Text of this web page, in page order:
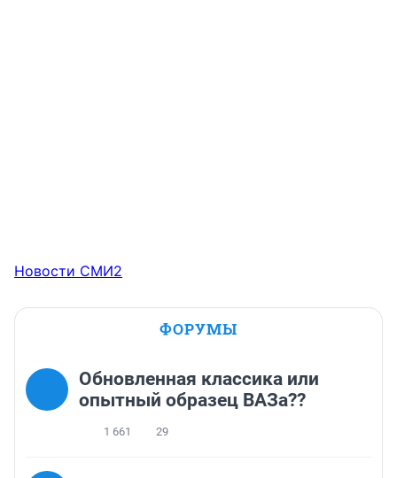
Новости СМИ2
ФОРУМЫ
Обновленная классика или
опытный образец ВАЗа??
1 661 29